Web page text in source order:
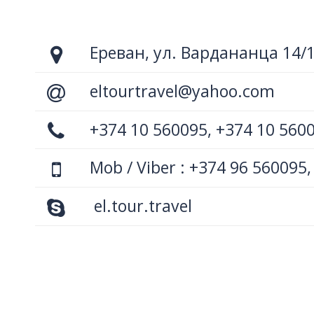
Ереван, ул. Вардананца 14/
eltourtravel@yahoo.com
+374 10 560095, +374 10
Mob / Viber : +374 96
el.tour.travel